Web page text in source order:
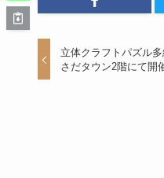
立体クラフトパズル
さだタウン2階にて開